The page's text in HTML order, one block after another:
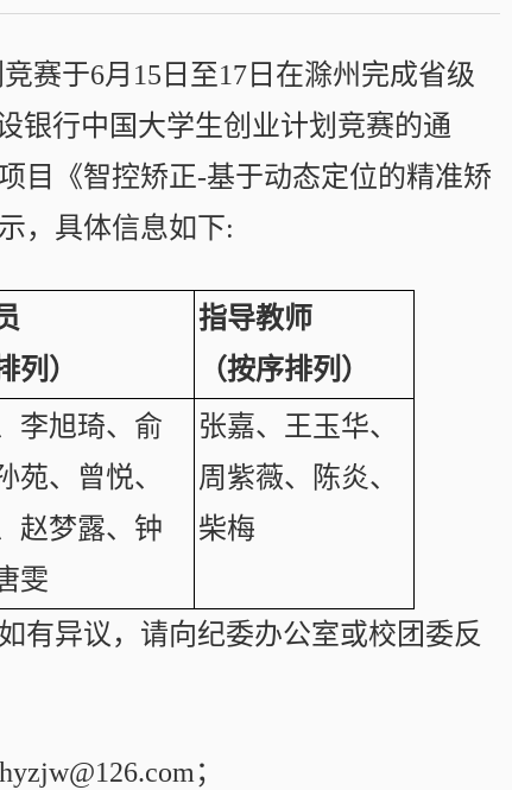
赛于6月15日至17日在滁州完成省级
银行中国大学生创业计划竞赛的通
目《智控矫正-基于动态定位的精准矫
，具体信息如下:
列）
指导教师
（按序排列）
李旭琦、俞
苑、曾悦、
赵梦露、钟
雯
张嘉、王玉华、
周紫薇、陈炎、
柴梅
有异议，请向纪委办公室或校团委反
；